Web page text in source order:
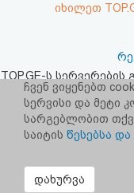
უარყოფა
იხილეთ
TOP.GE-ს
ჩვენ ვიყენებთ
სერვისი და მეტი
სარგებლობით
საიტის წესებსა
დახურვა